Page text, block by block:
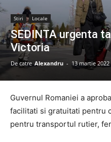
Stiri Locale
SEDINTA urgenta
Victoria
De catre Alexandru - 13 martie 2022
Guvernul Romaniei a
facilitati si gratuitati pentru
pentru transportul rutier,